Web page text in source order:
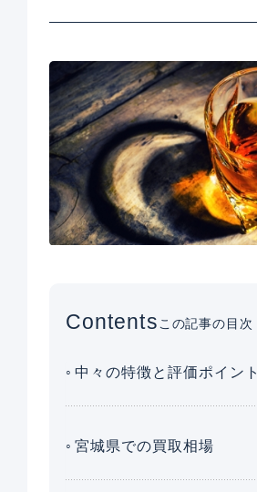
Contentsこの記事の目次
中々の特徴と評価ポイント
宮城県での買取相場